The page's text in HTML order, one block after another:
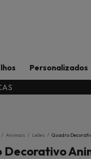
Personalizados
/ Animais / Leões / Quadro
Decorativo